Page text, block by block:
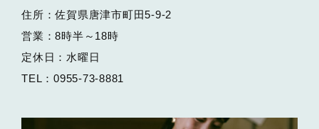
住所：佐賀県唐津市町田5-9-2
営業：8時半～18時
定休日：水曜日
TEL：0955-73-8881